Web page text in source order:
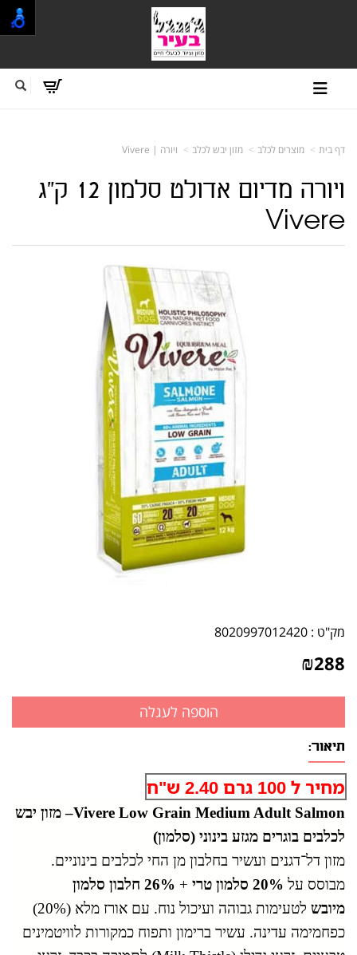
דף בית מוצרים לכלב מזון יבש לכלב ויורה | Vivere
ויורה מדיום אדולט סלמון 12 ק"ג
Vivere
מק"ט : 8020997012420
₪288
תיאור:
מחיר ל 100 גרם 2.40 ש"ח
Vivere Low Grain Medium Adult Salmon– מזון יבש
לכלבים בוגרים מגזע בינוני (סלמון)
מזון דל־דגנים ועשיר בחלבון מן החי לכלבים בינוניים.
מבוסס על 20% סלמון טרי +
26% חלבון סלמון
מיובש
לטעימות גבוהה ועיכול נוח. עם אורז מלא (20%)
כפחמימה עדינה. עשיר ברימון ותפוח כמקורות לוויטמינים